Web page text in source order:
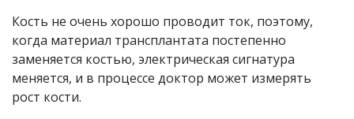
Кость не очень хорошо проводит ток, поэтому,
когда материал трансплантата постепенно
заменяется костью, электрическая сигнатура
меняется, и в процессе доктор может измерять
рост кости.